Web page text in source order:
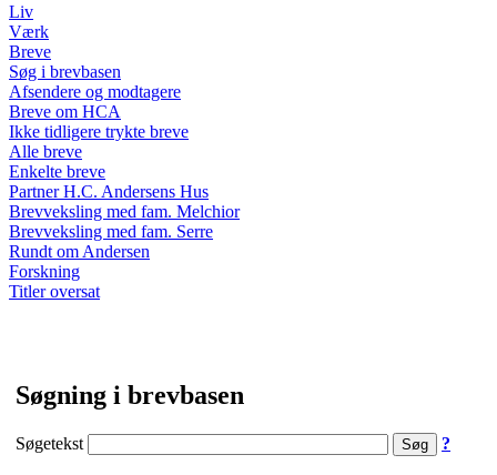
Liv
Værk
Breve
Søg i brevbasen
Afsendere og modtagere
Breve om HCA
Ikke tidligere trykte breve
Alle breve
Enkelte breve
Partner H.C. Andersens Hus
Brevveksling med fam. Melchior
Brevveksling med fam. Serre
Rundt om Andersen
Forskning
Titler oversat
Søgning i brevbasen
Søgetekst ?